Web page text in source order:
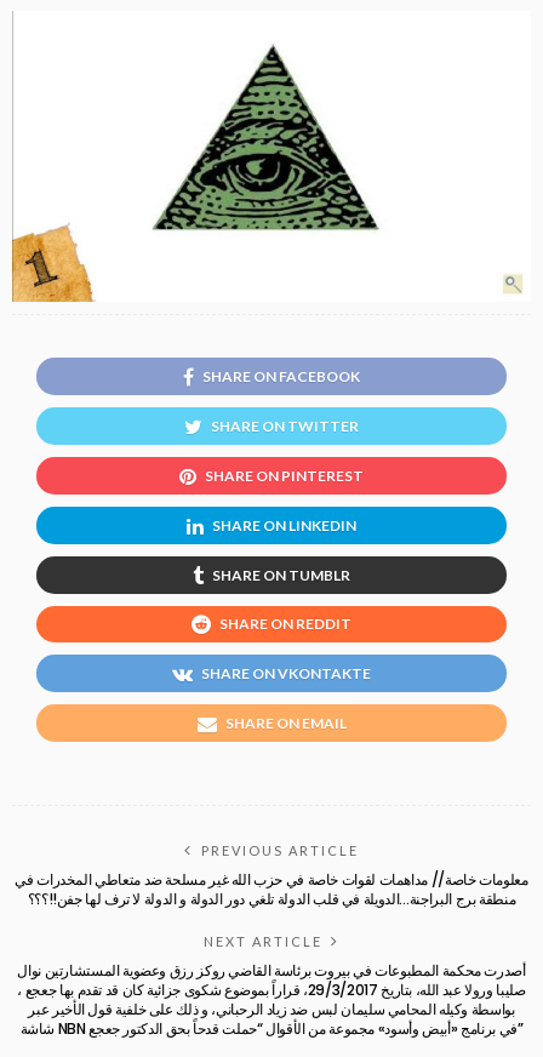
SHARE ON FACEBOOK
SHARE ON TWITTER
SHARE ON PINTEREST
SHARE ON LINKEDIN
SHARE ON TUMBLR
SHARE ON REDDIT
SHARE ON VKONTAKTE
SHARE ON EMAIL
PREVIOUS ARTICLE
معلومات خاصة// مداهمات لقوات خاصة في حزب الله غير مسلحة ضد متعاطي المخدرات في
منطقة برج البراجنة…الدويلة في قلب الدولة تلغي دور الدولة و الدولة لا ترف لها جفن!!؟؟؟
NEXT ARTICLE
أصدرت محكمة المطبوعات في بيروت برئاسة القاضي روكز رزق وعضوية المستشارتين نوال
صليبا ورولا عبد الله، بتاريخ 29/3/2017، قراراً بموضوع شكوى جزائية كان قد تقدم بها جعجع ،
بواسطة وكيله المحامي سليمان لبس ضد زياد الرحباني، و ذلك على خلفية قول الأخير عبر
شاشة NBN في برنامج «أبيض وأسود» مجموعة من الأقوال “حملت قدحاً بحق الدكتور جعجع”